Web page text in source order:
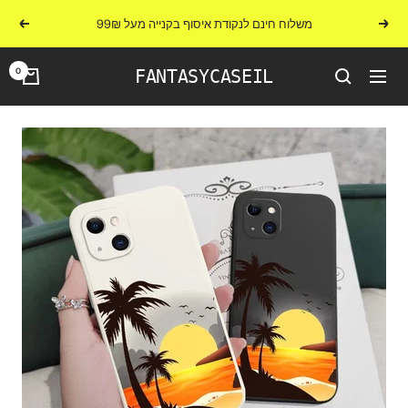
לתוכןהקודם משלוח חינם לנקודת איסוף בקנייה מעל 99₪ הבא
ניווט FANTASYCASEIL
0